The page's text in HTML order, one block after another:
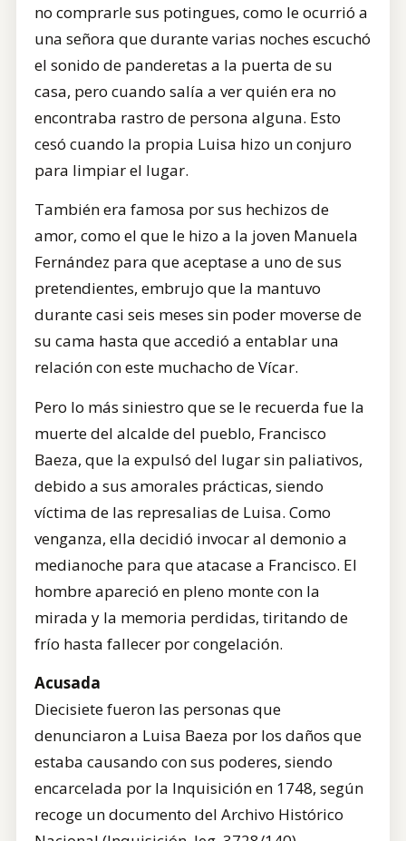
no comprarle sus potingues, como le ocurrió a
una señora que durante varias noches escuchó
el sonido de panderetas a la puerta de su
casa, pero cuando salía a ver quién era no
encontraba rastro de persona alguna. Esto
cesó cuando la propia Luisa hizo un conjuro
para limpiar el lugar.
También era famosa por sus hechizos de
amor, como el que le hizo a la joven Manuela
Fernández para que aceptase a uno de sus
pretendientes, embrujo que la mantuvo
durante casi seis meses sin poder moverse de
su cama hasta que accedió a entablar una
relación con este muchacho de Vícar.
Pero lo más siniestro que se le recuerda fue la
muerte del alcalde del pueblo, Francisco
Baeza, que la expulsó del lugar sin paliativos,
debido a sus amorales prácticas, siendo
víctima de las represalias de Luisa. Como
venganza, ella decidió invocar al demonio a
medianoche para que atacase a Francisco. El
hombre apareció en pleno monte con la
mirada y la memoria perdidas, tiritando de
frío hasta fallecer por congelación.
Acusada
Diecisiete fueron las personas que
denunciaron a Luisa Baeza por los daños que
estaba causando con sus poderes, siendo
encarcelada por la Inquisición en 1748, según
recoge un documento del Archivo Histórico